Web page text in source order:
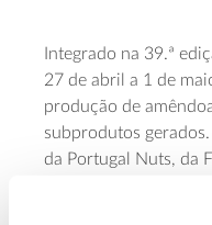
Integrado na 39.ª
27 de abril a 1 de
produção de
subprodutos
da Portugal Nuts, da
Biotecnologia